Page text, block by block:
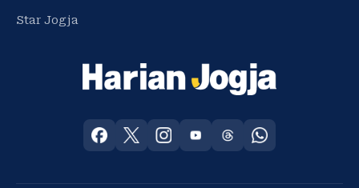
Star Jogja